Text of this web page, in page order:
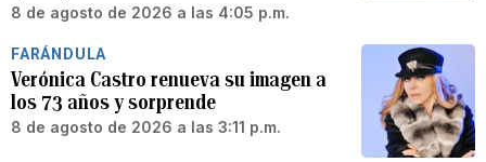
8 de agosto de 2026 a las 4:05 p.m.
FARÁNDULA
Verónica Castro renueva su imagen a
los 73 años y sorprende
8 de agosto de 2026 a las 3:11 p.m.